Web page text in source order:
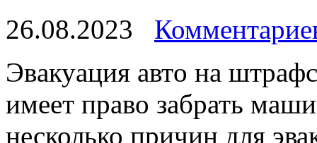
26.08.2023
Эвaкуaция aвтo на
имеет право забрать
несколько причин для